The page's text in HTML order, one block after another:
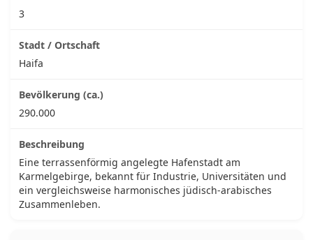
3
Haifa
290.000
Eine terrassenförmig angelegte Hafenstadt am
Karmelgebirge, bekannt für Industrie, Universitäten und
ein vergleichsweise harmonisches jüdisch-arabisches
Zusammenleben.